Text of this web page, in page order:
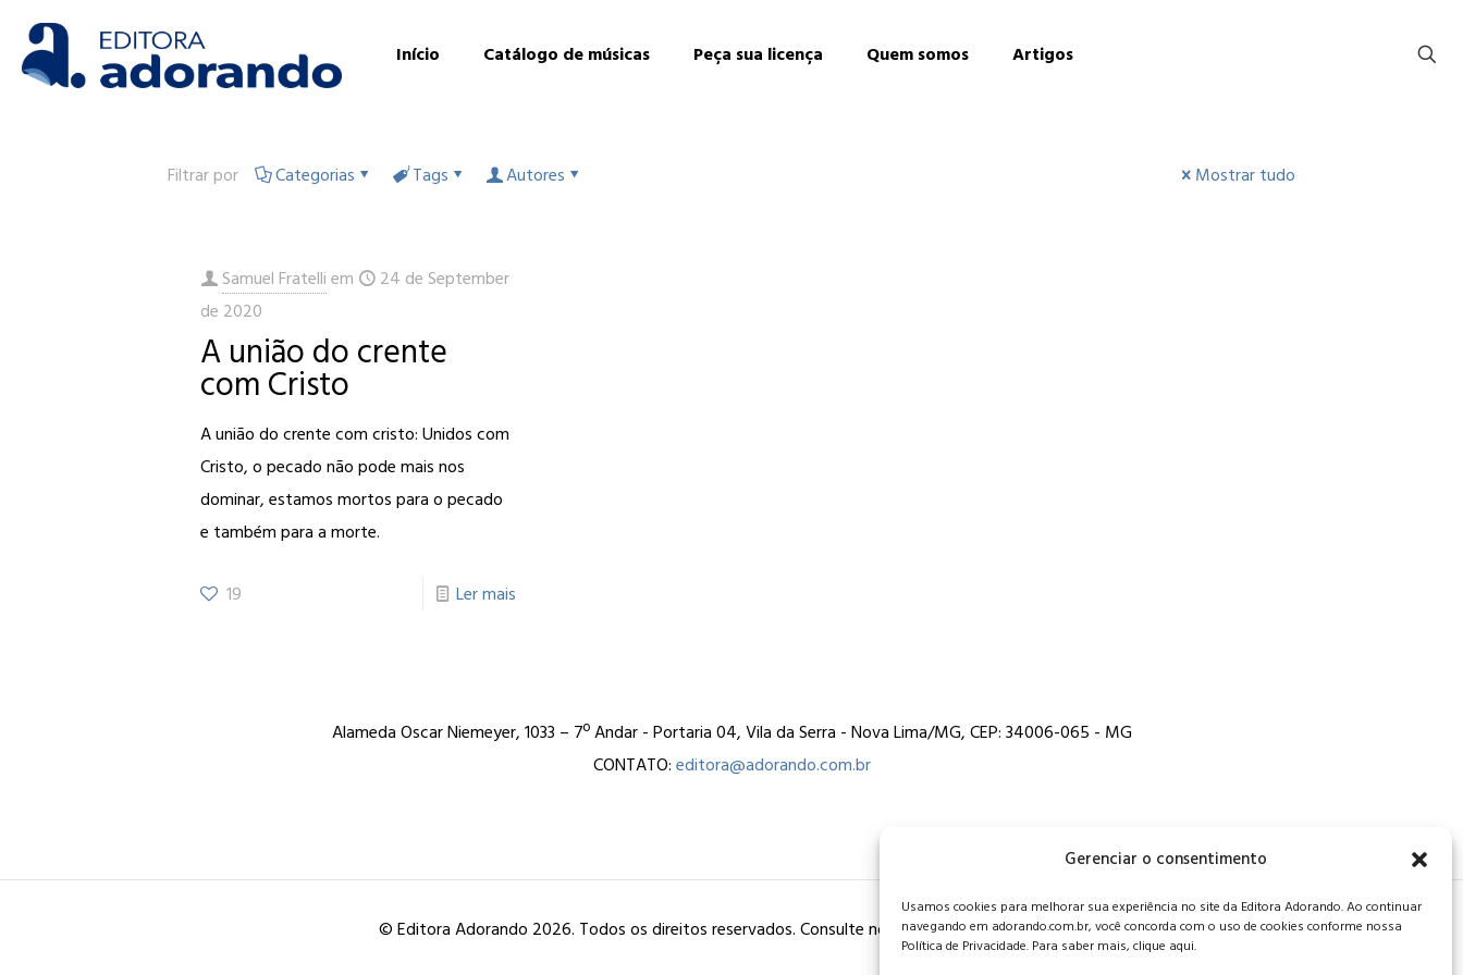
Gerenciar o consentimento
Usamos cookies para melhorar sua experiência no site da Editora Adorando. Ao continuar
navegando em adorando.com.br, você concorda com o uso de cookies conforme nossa
Política de Privacidade. Para saber mais, clique aqui.
Início Catálogo de músicas Peça sua licença Quem somos Artigos
Filtrar por Categorias Tags Autores Mostrar tudo
Samuel Fratelli em
24 de September
de 2020
A união do crente
com Cristo
A união do crente com cristo: Unidos com
Cristo, o pecado não pode mais nos
dominar, estamos mortos para o pecado
e também para a morte.
19 Ler mais
Alameda Oscar Niemeyer, 1033 – 7º Andar - Portaria 04, Vila da Serra - Nova Lima/MG, CEP: 34006-065 - MG
CONTATO:editora@adorando.com.br
© Editora Adorando 2026. Todos os direitos reservados. Consulte nossapolítica de privacidade.